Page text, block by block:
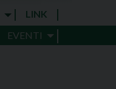
LINK
EVENTI